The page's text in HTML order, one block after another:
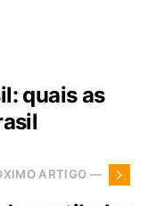
quais as
ARTIGO —